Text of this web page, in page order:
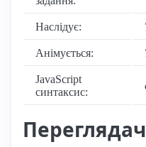
Наслідує:
Анімується:
JavaScript
синтаксис: